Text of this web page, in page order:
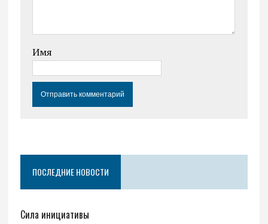
Имя
ПОСЛЕДНИЕ НОВОСТИ
Сила инициативы